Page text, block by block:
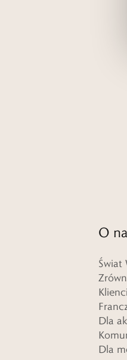
O
Świat
Dla
Dla